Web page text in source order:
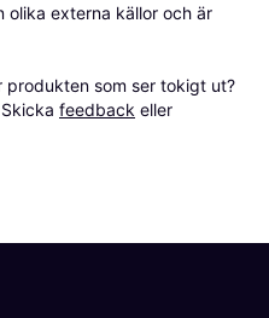
olika externa källor och är
som ser tokigt ut?
feedback eller